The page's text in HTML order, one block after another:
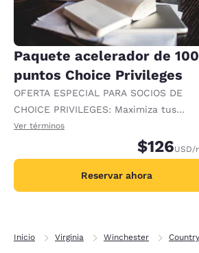
Paquete acelerador de
puntos Choice Privileges
OFERTA ESPECIAL PARA SOCIOS DE
CHOICE PRIVILEGES: Maximiza tus
recompensas al recibir 1000 puntos
Ver términos
$126USD/
Reservar ahora
Inicio Virginia Winchester